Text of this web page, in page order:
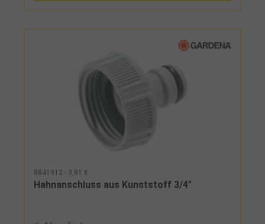
8841912 - 3,81 €
Hahnanschluss aus Kunststoff 3/4"